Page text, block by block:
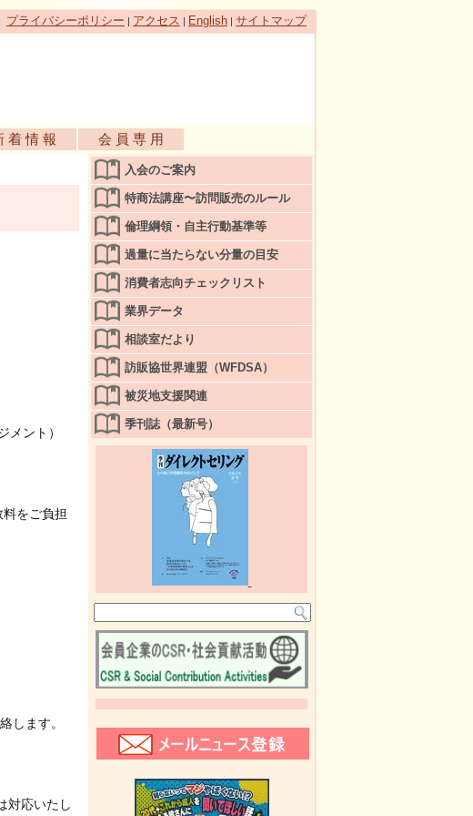
プライバシーポリシー | アクセス | English | サイトマップ
着 情 報 会 員 専 用
メント）
をご負担
します。
対応いたし
入会のご案内
特商法講座〜訪問販売のルール
倫理綱領・自主行動基準等
過量に当たらない分量の目安
消費者志向チェックリスト
業界データ
相談室だより
訪販協世界連盟（WFDSA）
被災地支援関連
季刊誌（最新号）